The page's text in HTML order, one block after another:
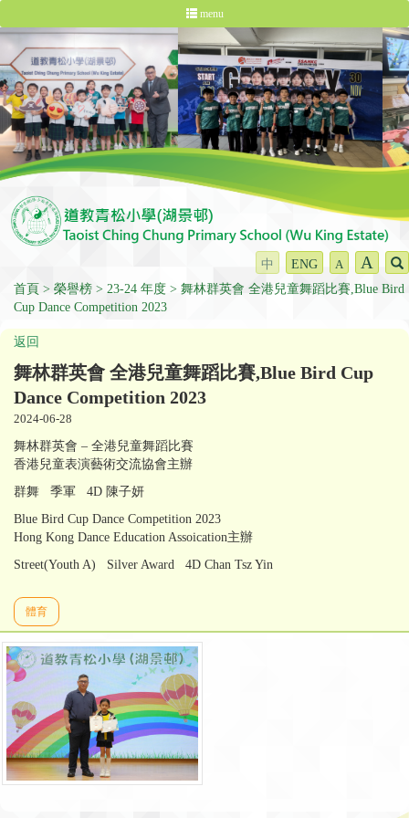
menu
中 ENG A A
首頁 榮譽榜 23-24 年度
舞林群英會 全港兒童舞蹈比賽,Blue Bird
Cup Dance Competition 2023
返回
舞林群英會 全港兒童舞蹈比賽,Blue Bird Cup
Dance Competition 2023
2024-06-28
舞林群英會 – 全港兒童舞蹈比賽
香港兒童表演藝術交流協會主辦
群舞 季軍 4D 陳子妍
Blue Bird Cup Dance Competition 2023
Hong Kong Dance Education Assoication主辦
Street(Youth A) Silver Award 4D Chan Tsz Yin
體育